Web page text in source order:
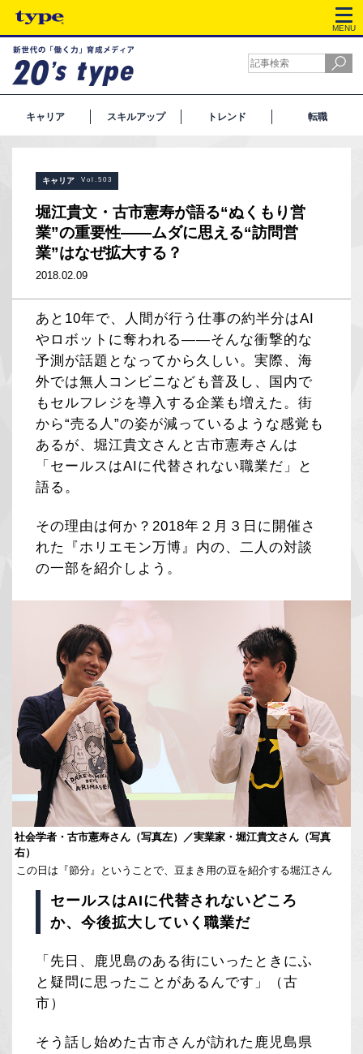
MENU
キャリア スキルアップ トレンド 転職
キャリア Vol.503
堀江貴文・古市憲寿が語る“ぬくもり営
業”の重要性――ムダに思える“訪問営
業”はなぜ拡大する？
2018.02.09
あと10年で、人間が行う仕事の約半分はAI
やロボットに奪われる――そんな衝撃的な
予測が話題となってから久しい。実際、海
外では無人コンビニなども普及し、国内で
もセルフレジを導入する企業も増えた。街
から“売る人”の姿が減っているような感覚も
あるが、堀江貴文さんと古市憲寿さんは
「セールスはAIに代替されない職業だ」と
語る。
その理由は何か？2018年２月３日に開催さ
れた『ホリエモン万博』内の、二人の対談
の一部を紹介しよう。
社会学者・古市憲寿さん（写真左）／実業家・堀江貴文さん（写真
右）
この日は『節分』ということで、豆まき用の豆を紹介する堀江さん
セールスはAIに代替されないどころ
か、今後拡大していく職業だ
「先日、鹿児島のある街にいったときにふ
と疑問に思ったことがあるんです」（古
市）
そう話し始めた古市さんが訪れた鹿児島県